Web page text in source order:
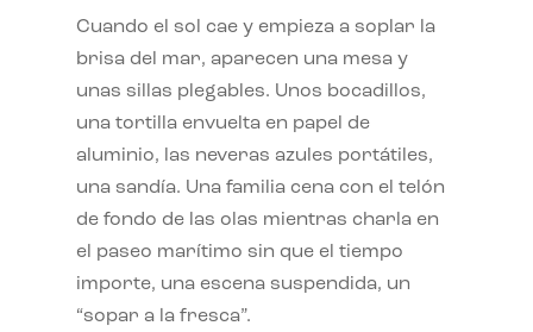
Cuando el sol cae y empieza a soplar la
brisa del mar, aparecen una mesa y
unas sillas plegables. Unos bocadillos,
una tortilla envuelta en papel de
aluminio, las neveras azules portátiles,
una sandía. Una familia cena con el telón
de fondo de las olas mientras charla en
el paseo marítimo sin que el tiempo
importe, una escena suspendida, un
“sopar a la fresca”.